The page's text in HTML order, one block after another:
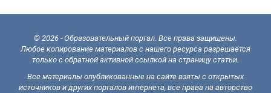
© 2026 - Образовательный портал. Все права защищены.
Любое копирование материалов с нашего ресурса разрешается
только с обратной активной ссылкой на страницу статьи.
Все материалы опубликованные на сайте взяты с открытых
источников и других порталов интернета, все права на авторство